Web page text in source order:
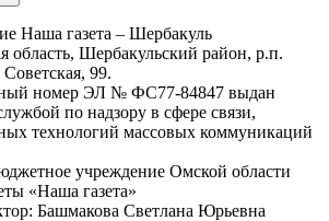
Наша газета – Шербакуль
область, Шербакульский район, р.п.
99.
номер ЭЛ № ФС77-84847 выдан
по надзору в сфере связи,
технологий массовых коммуникаций
учреждение Омской области
«Наша газета»
Башмакова Светлана Юрьевна